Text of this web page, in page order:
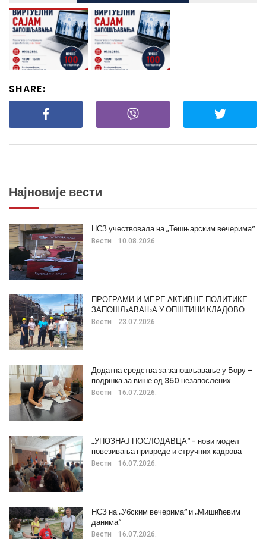
SHARE:
Најновије вести
Вести 10.08.2026.
НСЗ учествовала на „Тешњарским вечерима“
Вести 23.07.2026.
ПРОГРАМИ И МЕРЕ АКТИВНЕ ПОЛИТИКЕ
ЗАПОШЉАВАЊА У ОПШТИНИ КЛАДОВО
Вести 16.07.2026.
Додатна средства за запошљавање у Бору –
подршка за више од 350 незапослених
Вести 16.07.2026.
„УПОЗНАЈ ПОСЛОДАВЦА“ - нови модел
повезивања привреде и стручних кадрова
Вести 16.07.2026.
НСЗ на „Убским вечерима“ и „Мишићевим
данима“